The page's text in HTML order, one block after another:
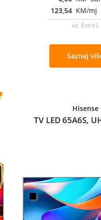
123,54 KM/mj
uz Extra L
Saznaj
Hisense
TV LED 65A6S,